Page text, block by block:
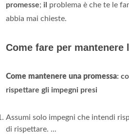
promesse; il problema è che te le
abbia mai chieste.
Come fare per mantenere
Come mantenere una promessa:
rispettare gli impegni presi
Assumi solo impegni che intendi
di rispettare. ...